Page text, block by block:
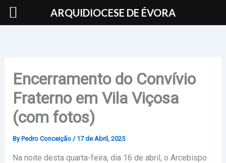
Skip
Encerramento do Convívio
Fraterno em Vila Viçosa
(com fotos)
By Pedro Conceição / 17 de Abril, 2025
Na noite desta quarta-feira, dia 16 de abril, o Arcebispo
ARQUIDIOCESE DE ÉVORA